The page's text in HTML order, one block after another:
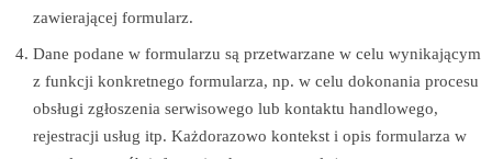
zawierającej formularz.
Dane podane w formularzu są przetwarzane w celu wynikającym
z funkcji konkretnego formularza, np. w celu dokonania procesu
obsługi zgłoszenia serwisowego lub kontaktu handlowego,
rejestracji usług itp. Każdorazowo kontekst i opis formularza w